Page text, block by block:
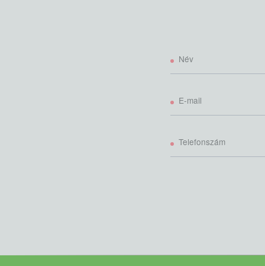
Név
E-mail
Telefonszám